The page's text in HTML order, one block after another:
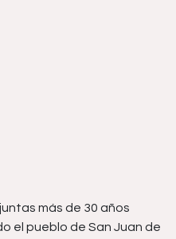
más de 30 años
el pueblo de San Juan de